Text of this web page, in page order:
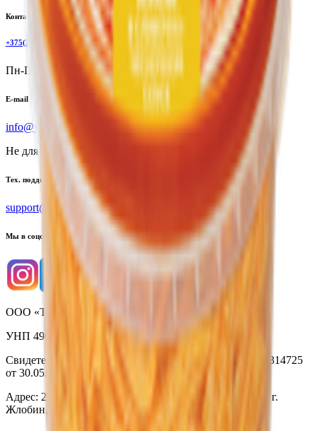
Контактный телефон
+375(29)6875999
Пн-Пт: 8:00 - 17:00
E-mail
info@yoda.by
Не для электронных обращений
Тех. поддержка
support@yoda.by
Мы в соцсетях
ООО «Торговая сеть «Продмир»
УНП 490314725
Свидетельство о государственной регистрации № 490314725
от 30.05.2003г выдано Гомельским облисполкомом
Адрес: 247210, Республика Беларусь, Гомельская обл., г.
Жлобин, ул. Козлова 2-А